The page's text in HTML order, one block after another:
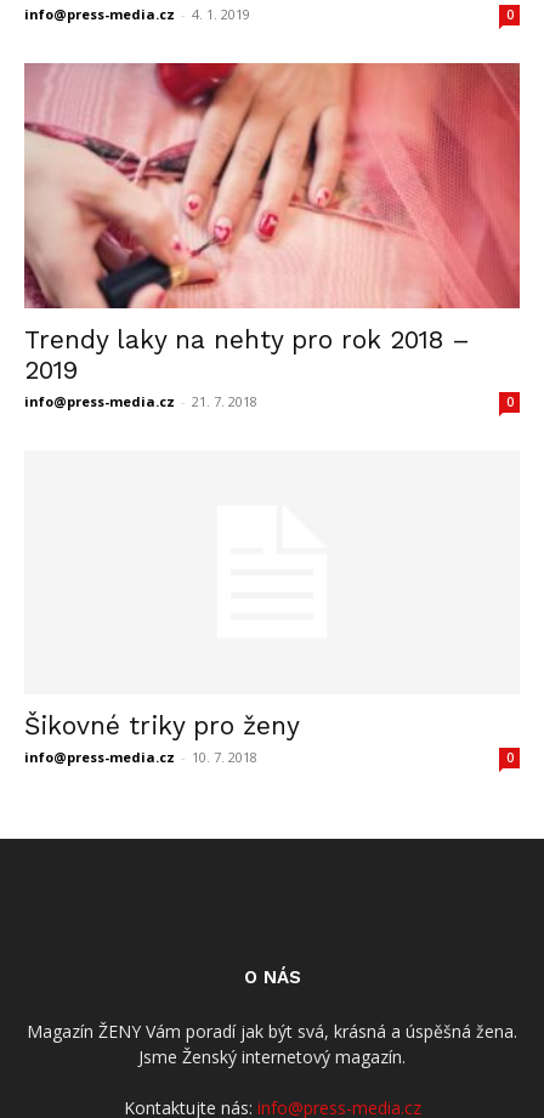
info@press-media.cz - 4. 1. 2019 0
Trendy laky na nehty pro rok 2018 –
2019
info@press-media.cz - 21. 7. 2018 0
Šikovné triky pro ženy
info@press-media.cz - 10. 7. 2018 0
O NÁS
Magazín ŽENY Vám poradí jak být svá, krásná a úspěšná žena.
Jsme Ženský internetový magazín.
Kontaktujte nás: info@press-media.cz